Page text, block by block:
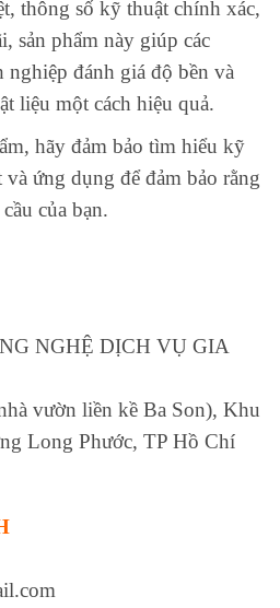
thông số kỹ thuật chính xác,
sản phẩm này giúp các
nghiệp đánh giá độ bền và
liệu một cách hiệu quả.
hãy đảm bảo tìm hiểu kỹ
ứng dụng để đảm bảo rằng
của bạn.
NGHỆ DỊCH VỤ GIA
vườn liền kề Ba Son), Khu
Long Phước, TP Hồ Chí